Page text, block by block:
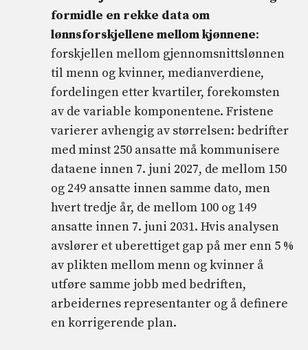
formidle en rekke data om
lønnsforskjellene mellom kjønnene:
forskjellen mellom gjennomsnittslønnen
til menn og kvinner, medianverdiene,
fordelingen etter kvartiler, forekomsten
av de variable komponentene. Fristene
varierer avhengig av størrelsen: bedrifter
med minst 250 ansatte må kommunisere
dataene innen 7. juni 2027, de mellom 150
og 249 ansatte innen samme dato, men
hvert tredje år, de mellom 100 og 149
ansatte innen 7. juni 2031. Hvis analysen
avslører et uberettiget gap på mer enn 5 %
av plikten mellom menn og kvinner å
utføre samme jobb med bedriften,
arbeidernes representanter og å definere
en korrigerende plan.